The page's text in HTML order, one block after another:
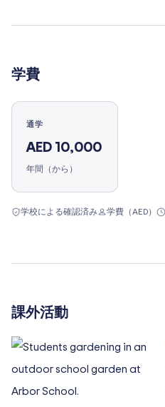
学費
通学
AED 10,000
年間（から）
学校による確認済み 学費（AED）
課外活動